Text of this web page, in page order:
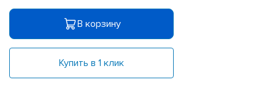
В корзину
Купить в 1 клик